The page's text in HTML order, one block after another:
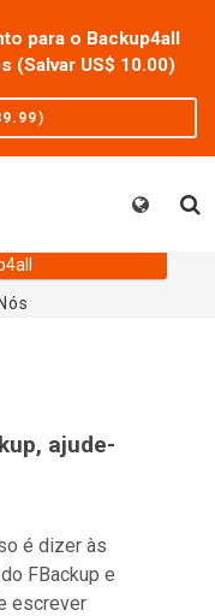
para o Backup4all
(Salvar US$ 10.00)
)
ajude-
é dizer às
FBackup e
escrever